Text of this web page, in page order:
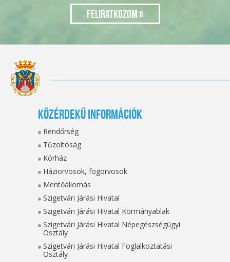
Közérdekű információk
Rendőrség
Tűzoltóság
Kórház
Háziorvosok, fogorvosok
Mentőállomás
Szigetvári Járási Hivatal
Szigetvári Járási Hivatal Kormányablak
Szigetvári Járási Hivatal Népegészségügyi
Osztály
Szigetvári Járási Hivatal Foglalkoztatási
Osztály